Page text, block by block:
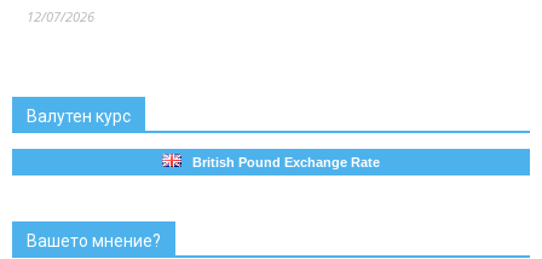
12/07/2026
Валутен курс
British Pound Exchange Rate
Вашето мнение?